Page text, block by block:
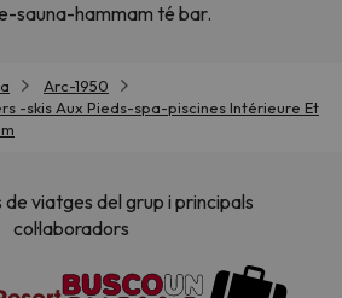
sauna-hammam té bar.
Arc-1950
-skis Aux Pieds-spa-piscines Intérieure Et
viatges del grup i principals
col·laboradors